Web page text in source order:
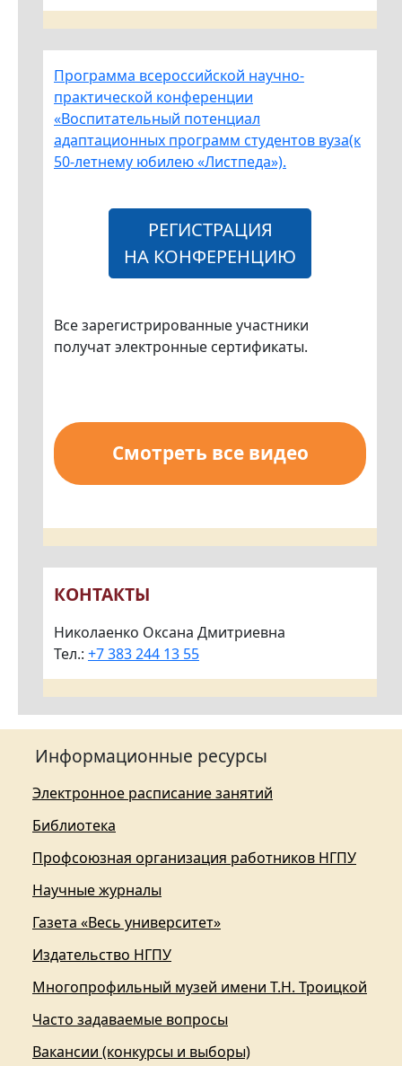
Программа всероссийской научно-
практической конференции
«Воспитательный потенциал
адаптационных программ студентов вуза(к
50-летнему юбилею «Листпеда»).
РЕГИСТРАЦИЯ
НА КОНФЕРЕНЦИЮ
Все зарегистрированные участники
получат электронные сертификаты.
Смотреть все видео
КОНТАКТЫ
Николаенко Оксана Дмитриевна
Тел.: +7 383 244 13 55
Информационные ресурсы
Электронное расписание занятий
Библиотека
Профсоюзная организация работников НГПУ
Научные журналы
Газета «Весь университет»
Издательство НГПУ
Многопрофильный музей имени Т.Н. Троицкой
Часто задаваемые вопросы
Вакансии (конкурсы и выборы)